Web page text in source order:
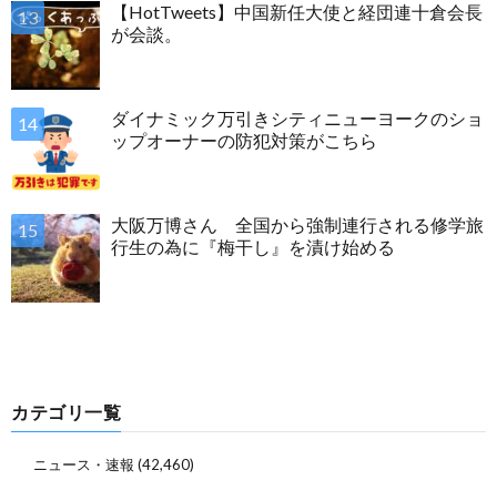
【HotTweets】中国新任大使と経団連十倉会長
が会談。
ダイナミック万引きシティニューヨークのショ
ップオーナーの防犯対策がこちら
大阪万博さん 全国から強制連行される修学旅
行生の為に『梅干し』を漬け始める
カテゴリ一覧
ニュース・速報 (42,460)